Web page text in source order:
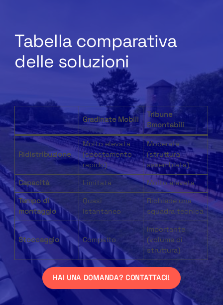
Tabella comparativa
delle soluzioni
Gradinate Mobili
Tribune
Smontabili
Ridistribuzione
Molto elevata
(spostamento
rapido)
Moderata
(struttura
assemblata)
Capacità Limitata Molto elevata
Tempo di
montaggio
Quasi
istantaneo
Richiede una
squadra tecnica
Stoccaggio Compatto
Importante
(volume di
struttura)
HAI UNA DOMANDA? CONTATTACI!